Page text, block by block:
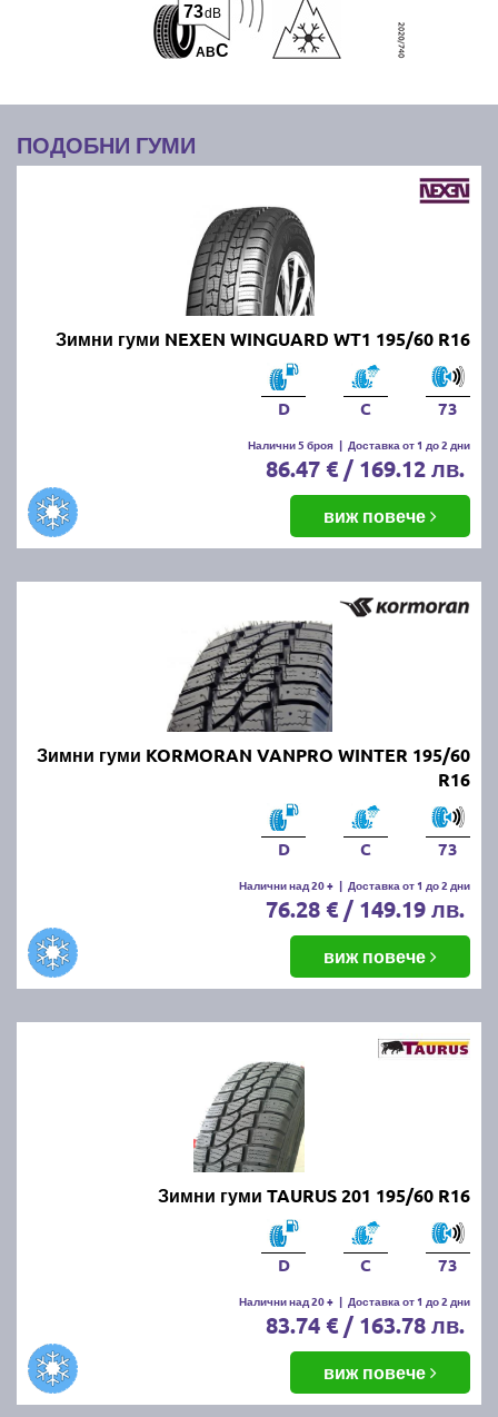
ABC
73dB
ПОДОБНИ ГУМИ
Зимни гуми NEXEN WINGUARD WT1 195/60 R16
D C 73
Налични 5 броя | Доставка от 1 до 2 дни
86.47 € / 169.12 лв.
виж повече
Зимни гуми KORMORAN VANPRO WINTER 195/60
R16
D C 73
Налични над 20 + | Доставка от 1 до 2 дни
76.28 € / 149.19 лв.
виж повече
Зимни гуми TAURUS 201 195/60 R16
D C 73
Налични над 20 + | Доставка от 1 до 2 дни
83.74 € / 163.78 лв.
виж повече